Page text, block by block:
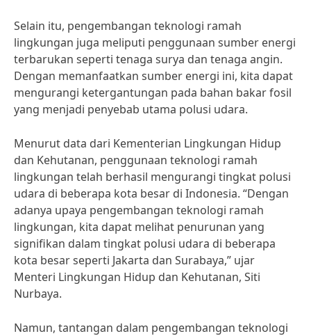
Selain itu, pengembangan teknologi ramah
lingkungan juga meliputi penggunaan sumber energi
terbarukan seperti tenaga surya dan tenaga angin.
Dengan memanfaatkan sumber energi ini, kita dapat
mengurangi ketergantungan pada bahan bakar fosil
yang menjadi penyebab utama polusi udara.
Menurut data dari Kementerian Lingkungan Hidup
dan Kehutanan, penggunaan teknologi ramah
lingkungan telah berhasil mengurangi tingkat polusi
udara di beberapa kota besar di Indonesia. “Dengan
adanya upaya pengembangan teknologi ramah
lingkungan, kita dapat melihat penurunan yang
signifikan dalam tingkat polusi udara di beberapa
kota besar seperti Jakarta dan Surabaya,” ujar
Menteri Lingkungan Hidup dan Kehutanan, Siti
Nurbaya.
Namun, tantangan dalam pengembangan teknologi